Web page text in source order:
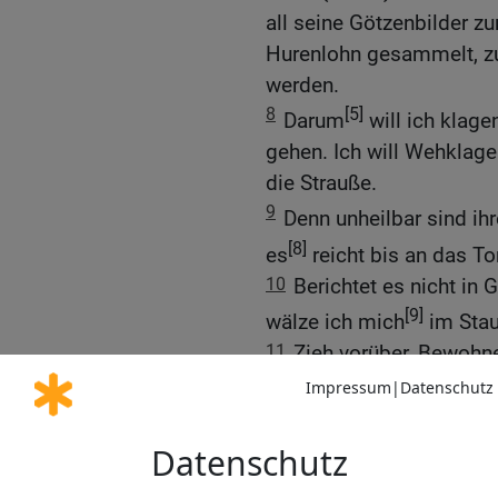
all seine Götzenbilder
Hurenlohn gesammelt,
werden.
8 Darum[5] will ich
gehen. Ich will
die Strauße.
9 Denn unheilbar sind
es[8] reicht bis an das
10 Berichtet es nicht in
wälze ich mich[9] im
11 Zieh vorüber,
Entblößung! Nicht ist
euch weg
12